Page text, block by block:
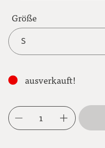
dunkelgrau
anthrazit
hellbraun
mokkabraun
Größe
S
L
ausverkauft!
1